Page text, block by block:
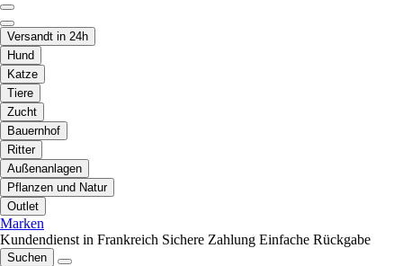
Versandt in 24h
Hund
Katze
Tiere
Zucht
Bauernhof
Ritter
Außenanlagen
Pflanzen und Natur
Outlet
Marken
Kundendienst in Frankreich Sichere Zahlung Einfache Rückgabe
Suchen